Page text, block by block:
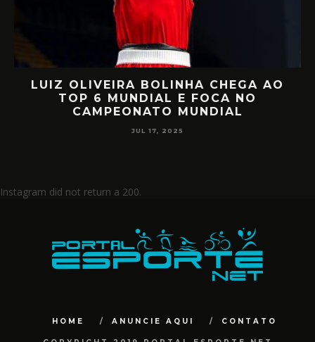
LUIZ OLIVEIRA BOLINHA CHEGA AO
TOP 6 MUNDIAL E FOCA NO
CAMPEONATO MUNDIAL
JUL 17, 2025
Instagram did not return a 200.
HOME ANUNCIE AQUI CONTATO